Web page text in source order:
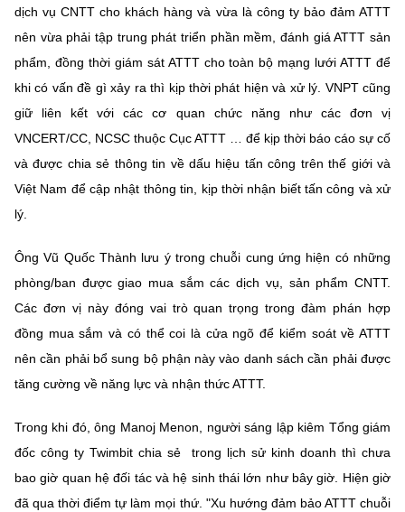
dịch vụ CNTT cho khách hàng và vừa là công ty bảo đảm ATTT
nên vừa phải tập trung phát triển phần mềm, đánh giá ATTT sản
phẩm, đồng thời giám sát ATTT cho toàn bộ mạng lưới ATTT để
khi có vấn đề gì xảy ra thì kịp thời phát hiện và xử lý. VNPT cũng
giữ liên kết với các cơ quan chức năng như các đơn vị
VNCERT/CC, NCSC thuộc Cục ATTT … để kịp thời báo cáo sự cố
và được chia sẻ thông tin về dấu hiệu tấn công trên thế giới và
Việt Nam để cập nhật thông tin, kịp thời nhận biết tấn công và xử
lý.
Ông Vũ Quốc Thành lưu ý trong chuỗi cung ứng hiện có những
phòng/ban được giao mua sắm các dịch vụ, sản phẩm CNTT.
Các đơn vị này đóng vai trò quan trọng trong đàm phán hợp
đồng mua sắm và có thể coi là cửa ngõ để kiểm soát về ATTT
nên cần phải bổ sung bộ phận này vào danh sách cần phải được
tăng cường về năng lực và nhận thức ATTT.
Trong khi đó, ông Manoj Menon, người sáng lập kiêm Tổng giám
đốc công ty Twimbit chia sẻ trong lịch sử kinh doanh thì chưa
bao giờ quan hệ đối tác và hệ sinh thái lớn như bây giờ. Hiện giờ
đã qua thời điểm tự làm mọi thứ. "Xu hướng đảm bảo ATTT chuỗi